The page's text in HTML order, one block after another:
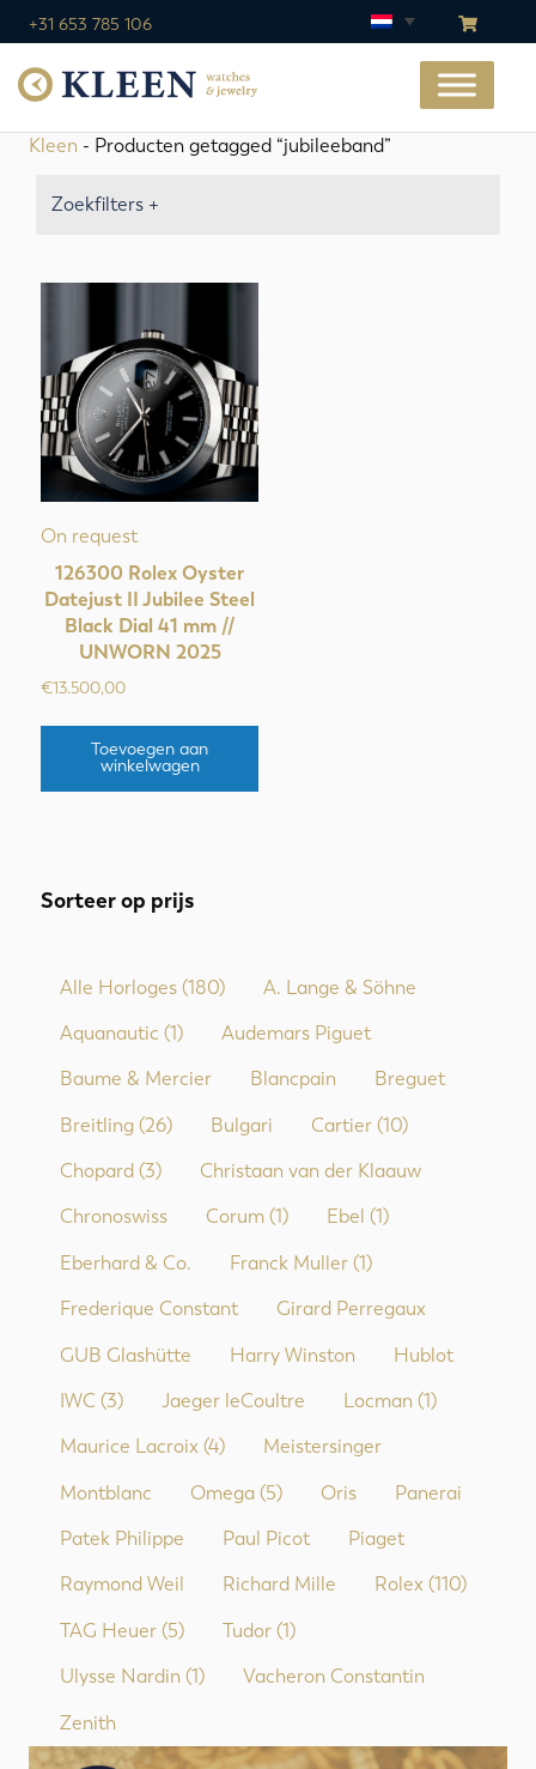
+31 653 785 106
Kleen - Producten getagged “jubileeband”
Sorteer op prijs
Alle Horloges (180) A. Lange & Söhne
Aquanautic (1) Audemars Piguet
Baume & Mercier Blancpain Breguet
Breitling (26) Bulgari Cartier (10)
Chopard (3) Christaan van der Klaauw
Chronoswiss Corum (1) Ebel (1)
Eberhard & Co. Franck Muller (1)
Frederique Constant Girard Perregaux
GUB Glashütte Harry Winston Hublot
IWC (3) Jaeger leCoultre Locman (1)
Maurice Lacroix (4) Meistersinger
Montblanc Omega (5) Oris Panerai
Patek Philippe Paul Picot Piaget
Raymond Weil Richard Mille Rolex (110)
TAG Heuer (5) Tudor (1)
Ulysse Nardin (1) Vacheron Constantin
Zenith
Zoekfilters +
On request
126300 Rolex Oyster
Datejust II Jubilee Steel
Black Dial 41 mm //
UNWORN 2025
€13.500,00
Toevoegen aan
winkelwagen